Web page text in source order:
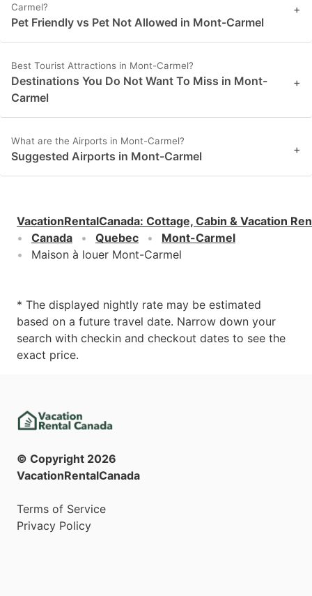
Carmel?
Pet Friendly vs Pet Not Allowed in Mont-Carmel
+
Best Tourist Attractions in Mont-Carmel?
Destinations You Do Not Want To Miss in Mont-
Carmel
+
What are the Airports in Mont-Carmel?
Suggested Airports in Mont-Carmel +
VacationRentalCanada: Cottage, Cabin & Vacation
Canada
Quebec
Mont-Carmel
Maison à louer Mont-Carmel
* The displayed nightly rate may be estimated
based on a future travel date. Narrow down your
search with checkin and checkout dates to see the
exact price.
© Copyright 2026
VacationRentalCanada
Terms of Service
Privacy Policy